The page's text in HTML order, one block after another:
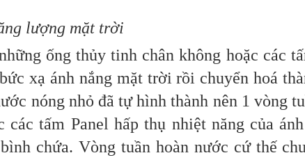
lượng mặt trời
ống thủy tinh chân không hoặc các
xạ ánh nắng mặt trời rồi chuyển hoá
nóng nhỏ đã tự hình thành nên 1 vòng
tấm Panel hấp thụ nhiệt năng của
chứa. Vòng tuần hoàn nước cứ thế